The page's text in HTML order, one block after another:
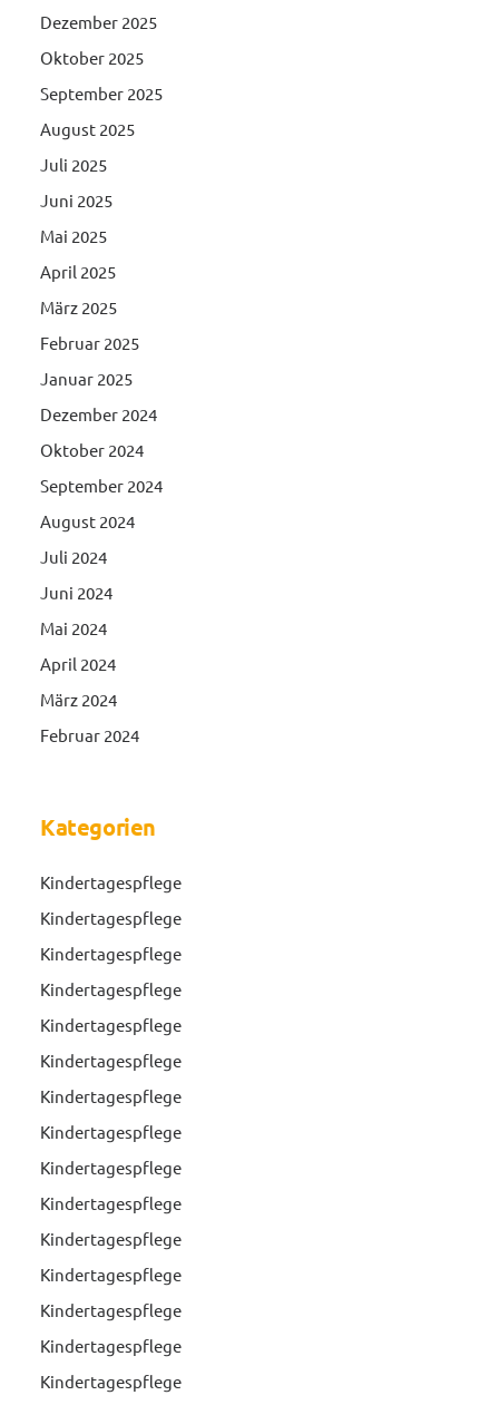
Dezember 2025
Oktober 2025
September 2025
August 2025
Juli 2025
Juni 2025
Mai 2025
April 2025
März 2025
Februar 2025
Januar 2025
Dezember 2024
Oktober 2024
September 2024
August 2024
Juli 2024
Juni 2024
Mai 2024
April 2024
März 2024
Februar 2024
Kategorien
Kindertagespflege
Kindertagespflege
Kindertagespflege
Kindertagespflege
Kindertagespflege
Kindertagespflege
Kindertagespflege
Kindertagespflege
Kindertagespflege
Kindertagespflege
Kindertagespflege
Kindertagespflege
Kindertagespflege
Kindertagespflege
Kindertagespflege